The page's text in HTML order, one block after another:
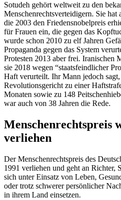
Sotudeh gehört weltweit zu den
Menschenrechtsverteidigern. Sie
die 2003 den Friedensnobelpreis
für Frauen ein, die gegen das
wurde schon 2010 zu elf Jahren
Propaganda gegen das System
Protesten 2013 aber frei. Iranischen
sie 2018 wegen “staatsfeindlicher
Haft verurteilt. Ihr Mann jedoch sagt,
Revolutionsgericht zu einer
Monaten sowie zu 148
war auch von 38 Jahren die Rede.
Menschenrechtspreis
verliehen
Der Menschenrechtspreis des
1991 verliehen und geht an Richter,
sich unter Einsatz von Leben,
oder trotz schwerer persönlicher
in ihrem Land einsetzen.